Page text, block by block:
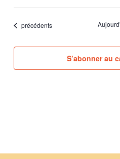
date.
Évènements
précédents
S’abonner au